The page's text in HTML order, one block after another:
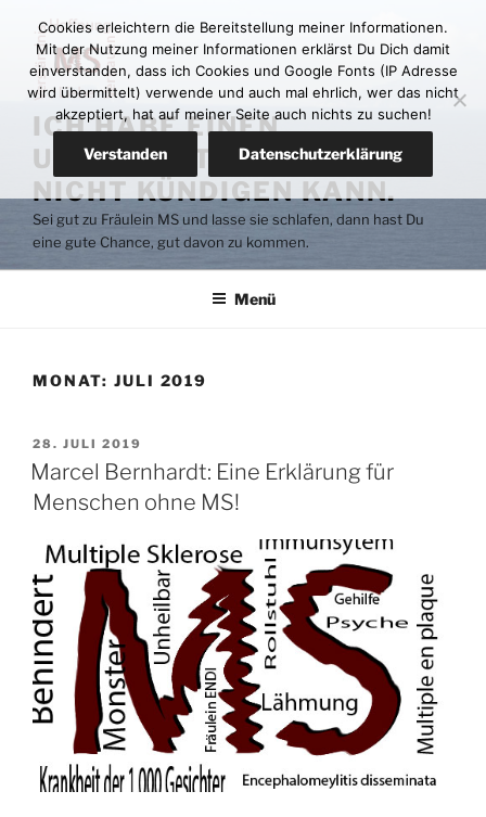
Inhalt
springen
ICH HABE EINEN
UNTERMIETER DEN ICH
NICHT KÜNDIGEN KANN.
Sei gut zu Fräulein MS und lasse sie schlafen, dann hast Du
eine gute Chance, gut davon zu kommen.
Menü
MONAT: JULI 2019
VERÖFFENTLICHT
AM
28. JULI 2019
Marcel Bernhardt: Eine Erklärung für
Menschen ohne MS!
Cookies erleichtern die Bereitstellung meiner Informationen.
Mit der Nutzung meiner Informationen erklärst Du Dich damit
einverstanden, dass ich Cookies und Google Fonts (IP Adresse
wird übermittelt) verwende und auch mal ehrlich, wer das nicht
akzeptiert, hat auf meiner Seite auch nichts zu suchen!
Verstanden Datenschutzerklärung